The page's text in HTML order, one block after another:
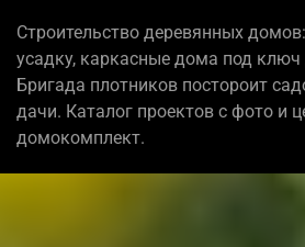
Строительство деревянных
усадку, каркасные дома под
Бригада плотников постороит
дачи. Каталог проектов с фото и
домокомплект.